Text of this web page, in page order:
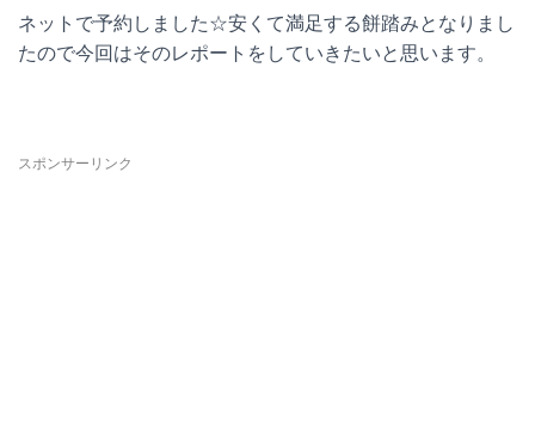
ネットで予約しました☆安くて満足する餅踏みとなりまし
たので今回はそのレポートをしていきたいと思います。
スポンサーリンク